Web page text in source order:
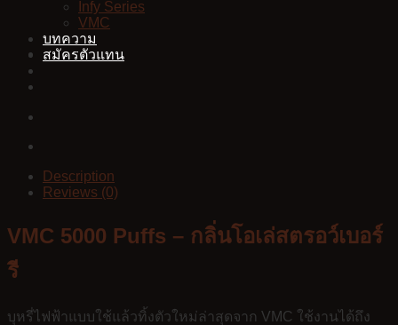
Infy Series
VMC
บทความ
สมัครตัวแทน
Description
Reviews (0)
VMC 5000 Puffs – กลิ่นโอเล่สตรอว์เบอร์
รี
บุหรี่ไฟฟ้าแบบใช้แล้วทิ้งตัวใหม่ล่าสุดจาก VMC ใช้งานได้ถึง